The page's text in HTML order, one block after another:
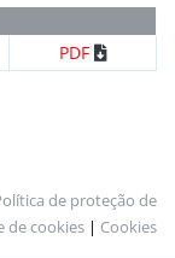
PDF
de proteção de
de cookies | Cookies